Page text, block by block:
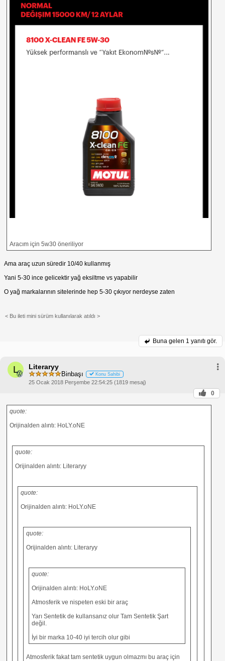
Aracım için 5w30 öneriliyor
Ama araç uzun süredir 10/40 kullanmış
Yani 5-30 ince gelicektir yağ eksiltme vs yapabilir
O yağ markalarının sitelerinde hep 5-30 çıkıyor nerdeyse zaten
< Bu ileti mini sürüm kullanılarak atıldı >
Buna gelen 1 yanıtı gör.
L Literaryy
Binbaşı Konu Sahibi
25 Ocak 2018 Perşembe 22:54:25 (1819 mesaj)
0
quote:
Orijinalden alıntı: HoLY.oNE
quote:
Orijinalden alıntı: Literaryy
quote:
Orijinalden alıntı: HoLY.oNE
quote:
Orijinalden alıntı: Literaryy
quote:
Orijinalden alıntı: HoLY.oNE
Atmosferik ve nispeten eski bir araç
Yarı Sentetik de kullansanız olur Tam Sentetik Şart
değil.
İyi bir marka 10-40 iyi tercih olur gibi
Atmosferik fakat tam sentetik uygun olmazmı bu araç için